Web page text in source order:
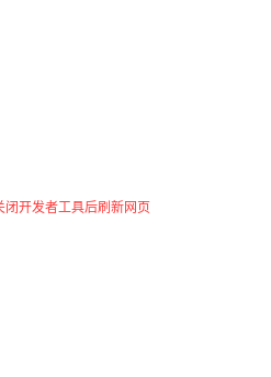
闭开发者工具后刷新网页